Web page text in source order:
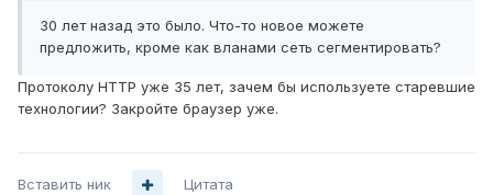
30 лет назад это было. Что-то новое можете
предложить, кроме как вланами сеть сегментировать?
Протоколу HTTP уже 35 лет, зачем бы используете старевшие
технологии? Закройте браузер уже.
Вставить ник Цитата